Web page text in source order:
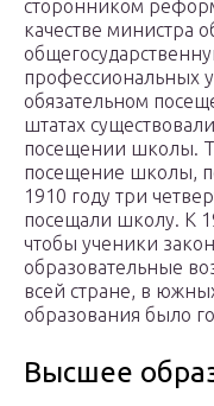
сторонником
качестве министра
профессиональных
обязательном
штатах
посещении школы.
посещение школы,
1910 году три
посещали школу. К
чтобы ученики
образовательные
всей стране, в
образования было
Высшее